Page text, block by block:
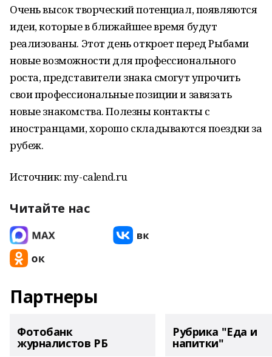
Очень высок творческий потенциал, появляются
идеи, которые в ближайшее время будут
реализованы. Этот день откроет перед Рыбами
новые возможности для профессионального
роста, представители знака смогут упрочить
свои профессиональные позиции и завязать
новые знакомства. Полезны контакты с
иностранцами, хорошо складываются поездки за
рубеж.
Источник: my-calend.ru
Читайте нас
Партнеры
Фотобанк
журналистов РБ
Рубрика "Еда и
напитки"